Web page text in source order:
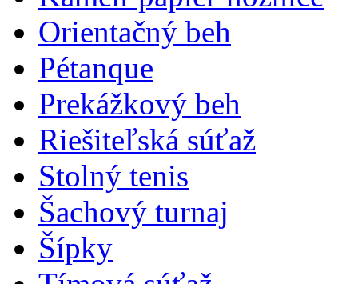
Orientačný beh
Pétanque
Prekážkový beh
Riešiteľská súťaž
Stolný tenis
Šachový turnaj
Šípky